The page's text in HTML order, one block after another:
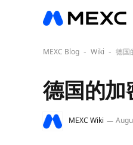
MEXC Blog - Wiki - 德国
德国的加
MEXC Wiki